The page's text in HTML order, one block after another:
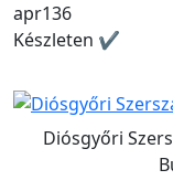
apr136
Készleten ✔
Diósgyőri